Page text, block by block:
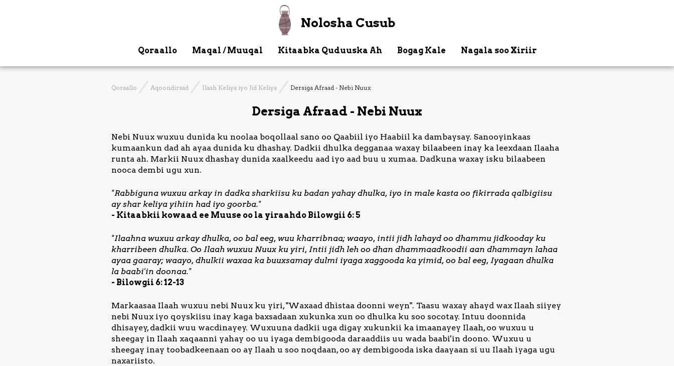
Nolosha Cusub
Qoraallo Maqal / Muuqal Kitaabka Quduuska Ah Bogag Kale Nagala soo Xiriir
Qoraallo Aqoondirsad Ilaah Keliya iyo Jid Keliya Dersiga Afraad - Nebi Nuux
Dersiga Afraad - Nebi Nuux
Nebi Nuux wuxuu dunida ku noolaa boqollaal sano oo Qaabiil iyo Haabiil ka dambaysay. Sanooyinkaas
kumaankun dad ah ayaa dunida ku dhashay. Dadkii dhulka degganaa waxay bilaabeen inay ka leexdaan Ilaaha
runta ah. Markii Nuux dhashay dunida xaalkeedu aad iyo aad buu u xumaa. Dadkuna waxay isku bilaabeen
nooca dembi ugu xun.
"Rabbiguna wuxuu arkay in dadka sharkiisu ku badan yahay dhulka, iyo in male kasta oo fikirrada qalbigiisu
ay shar keliya yihiin had iyo goorba."
- Kitaabkii kowaad ee Muuse oo la yiraahdo Bilowgii 6: 5
"Ilaahna wuxuu arkay dhulka, oo bal eeg, wuu kharribnaa; waayo, intii jidh lahayd oo dhammu jidkooday ku
kharribeen dhulka. Oo Ilaah wuxuu Nuux ku yiri, Intii jidh leh oo dhan dhammaadkoodii aan dhammayn lahaa
ayaa gaaray; waayo, dhulkii waxaa ka buuxsamay dulmi iyaga xaggooda ka yimid, oo bal eeg, Iyagaan dhulka
la baabi'in doonaa."
- Bilowgii 6: 12-13
Markaasaa Ilaah wuxuu nebi Nuux ku yiri, "Waxaad dhistaa doonni weyn". Taasu waxay ahayd wax Ilaah siiyey
nebi Nuux iyo qoyskiisu inay kaga baxsadaan xukunka xun oo dhulka ku soo socotay. Intuu doonnida
dhisayey, dadkii wuu wacdinayey. Wuxuuna dadkii uga digay xukunkii ka imaanayey Ilaah, oo wuxuu u
sheegay in Ilaah xaqaanni yahay oo uu iyaga dembigooda daraaddiis uu wada baabi'in doono. Wuxuu u
sheegay inay toobadkeenaan oo ay Ilaah u soo noqdaan, oo ay dembigooda iska daayaan si uu Ilaah iyaga ugu
naxariisto.